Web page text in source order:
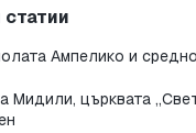
Ампелико и
Мидили, църквата